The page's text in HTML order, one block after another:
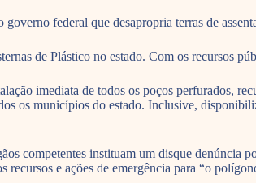
governo federal que desapropria terras de
de Plástico no estado. Com os recursos
imediata de todos os poços perfurados,
os municípios do estado. Inclusive,
competentes instituam um disque denúncia
e ações de emergência para “o